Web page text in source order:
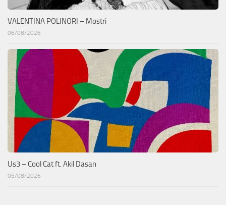
VALENTINA POLINORI – Mostri
06/08/2026
Us3 – Cool Cat ft. Akil Dasan
05/08/2026